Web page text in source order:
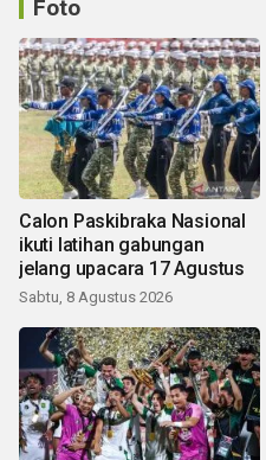
Foto
Calon Paskibraka Nasional
ikuti latihan gabungan
jelang upacara 17 Agustus
Sabtu, 8 Agustus 2026